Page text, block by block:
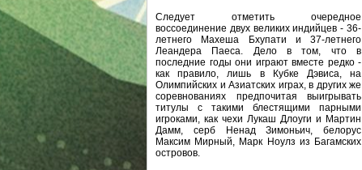
Следует отметить очередное
воссоединение двух великих индийцев - 36-
летнего Махеша Бхупати и 37-летнего
Леандера Паеса. Дело в том, что в
последние годы они играют вместе редко -
как правило, лишь в Кубке Дэвиса, на
Олимпийских и Азиатских играх, в других же
соревнованиях предпочитая выигрывать
титулы с такими блестящими парными
игроками, как чехи Лукаш Длоуги и Мартин
Дамм, серб Ненад Зимоньич, белорус
Максим Мирный, Марк Ноулз из Багамских
островов.